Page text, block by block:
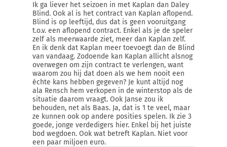
Ik ga liever het seizoen in met Kaplan dan Daley
Blind. Ook al is het contract van Kaplan aflopend.
Blind is op leeftijd, dus dat is geen vooruitgang
t.o.v. een aflopend contract. Enkel als je de speler
zelf als meerwaarde ziet, meer dan Kaplan zelf.
En ik denk dat Kaplan meer toevoegt dan de Blind
van vandaag. Zodoende kan Kaplan allicht alsnog
overwegen om zijn contract te verlengen, want
waarom zou hij dat doen als we hem nooit een
échte kans hebben gegeven? Je kunt altijd nog
ala Rensch hem verkopen in de winterstop als de
situatie daarom vraagt. Ook Janse zou ik
behouden, net als Baas. Ja, dat is 1 te veel, maar
ze kunnen ook op andere posities spelen. Ik zie 3
goede, jonge verdedigers hier. Enkel bij het juiste
bod wegdoen. Ook wat betreft Kaplan. Niet voor
een paar miljoen euro.